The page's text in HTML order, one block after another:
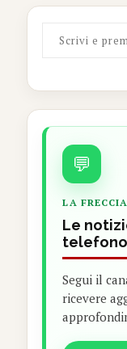
💬
LA
Le
telefono
Segui il
ricevere